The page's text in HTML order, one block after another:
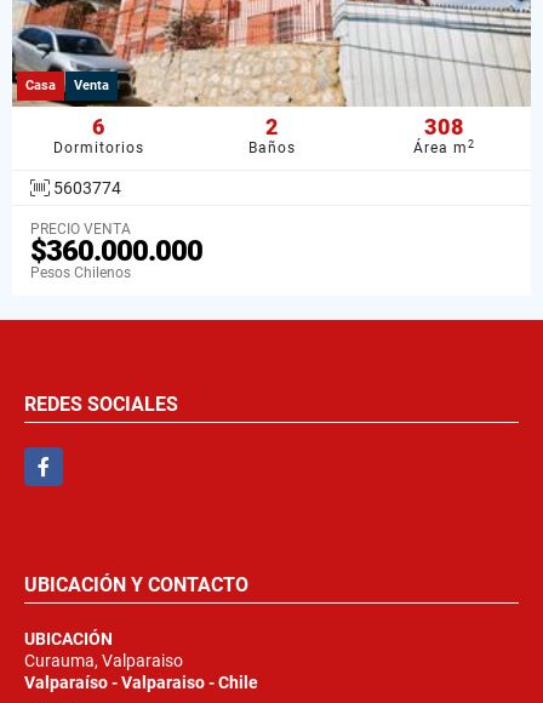
Casa Venta
6
Dormitorios
2
Baños
308
Área m2
5603774
PRECIO VENTA
$360.000.000
Pesos Chilenos
REDES SOCIALES
Facebook
UBICACIÓN Y CONTACTO
UBICACIÓN
Curauma, Valparaiso
Valparaíso - Valparaiso - Chile